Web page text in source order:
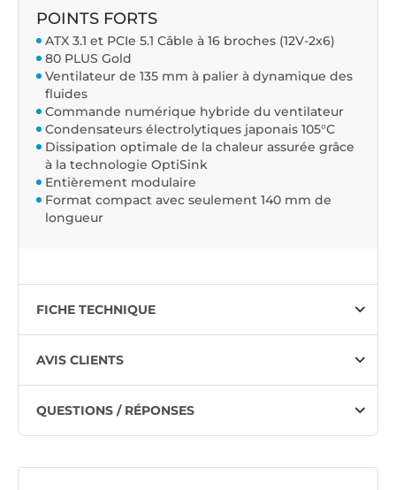
POINTS FORTS
ATX 3.1 et PCIe 5.1 Câble à 16 broches (12V-2x6)
80 PLUS Gold
Ventilateur de 135 mm à palier à dynamique des
fluides
Commande numérique hybride du ventilateur
Condensateurs électrolytiques japonais 105°C
Dissipation optimale de la chaleur assurée grâce
à la technologie OptiSink
Entièrement modulaire
Format compact avec seulement 140 mm de
longueur
FICHE TECHNIQUE
AVIS CLIENTS
QUESTIONS / RÉPONSES